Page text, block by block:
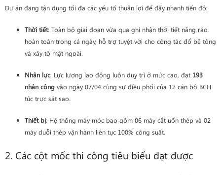
Dự án đang tận dụng tối đa các yếu tố thuận lợi để đẩy nhanh tiến độ:
Thời tiết: Toàn bộ giai đoạn vừa qua ghi nhận thời tiết nắng ráo
hoàn toàn trong cả ngày, hỗ trợ tuyệt vời cho công tác đổ bê tông
và xây tô mặt ngoài.
Nhân lực: Lực lượng lao động luôn duy trì ở mức cao, đạt 193
nhân công vào ngày 07/04 cùng sự điều phối của 12 cán bộ BCH
túc trực sát sao.
Thiết bị: Hệ thống máy móc bao gồm 06 máy cắt uốn thép và 02
máy duỗi thép vận hành liên tục 100% công suất.
2. Các cột mốc thi công tiêu biểu đạt được